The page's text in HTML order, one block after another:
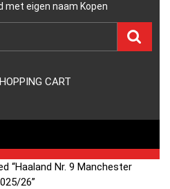
met eigen naam Kopen
CART
“Haaland Nr. 9 Manchester
26”